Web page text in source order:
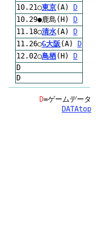
10.21○東京(A)
D
10.29●鹿島(H)
D
11.18○清水(A)
D
11.26○G大阪 (A)
D
12.02○鳥栖(H)
D
D
D
D=ゲームデータ
DATAtop